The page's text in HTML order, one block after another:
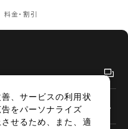
料金・割引
、サービスの利用状
をパーソナライズ
せるため、また、適